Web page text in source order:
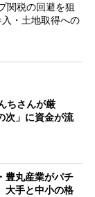
関税の回避を狙
・土地取得への
ちさんが厳
次」に資金が流
豊丸産業がパチ
手と中小の格